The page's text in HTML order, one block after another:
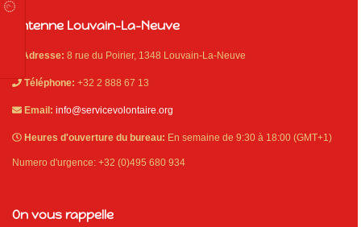
Antenne Louvain-La-Neuve
Adresse: 8 rue du Poirier, 1348 Louvain-La-Neuve
Téléphone: +32 2 888 67 13
Email: info@servicevolontaire.org
Heures d'ouverture du bureau: En semaine de 9:30 à 18:00 (GMT+1)
Numero d'urgence: +32 (0)495 680 934
On vous rappelle